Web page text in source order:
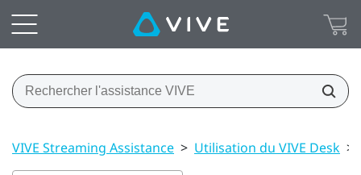
VIVE Streaming Assistance > Utilisation du VIVE Desk >